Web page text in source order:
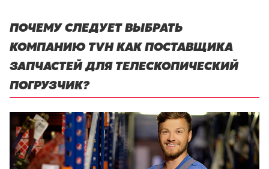
ПОЧЕМУ СЛЕДУЕТ ВЫБРАТЬ
КОМПАНИЮ TVH КАК ПОСТАВЩИКА
ЗАПЧАСТЕЙ ДЛЯ ТЕЛЕСКОПИЧЕСКИЙ
ПОГРУЗЧИК?